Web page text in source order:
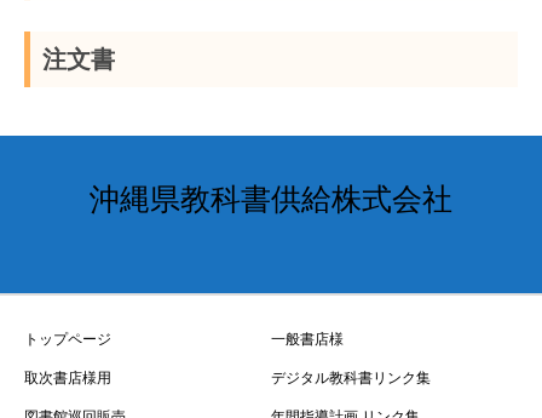
注文書
沖縄県教科書供給株式会社
トップページ
一般書店様
取次書店様用
デジタル教科書リンク集